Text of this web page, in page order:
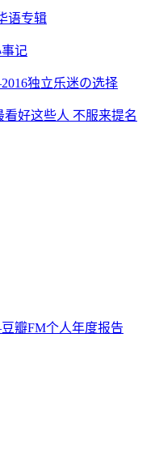
语专辑
记
独立乐迷の选择
好这些人 不服来提名
瓣FM个人年度报告